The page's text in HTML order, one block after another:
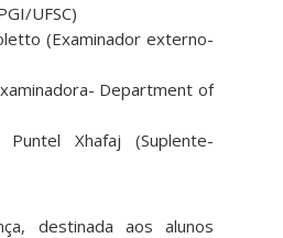
UFSC)
(Examinador externo-
Department of
Xhafaj (Suplente-
destinada aos alunos